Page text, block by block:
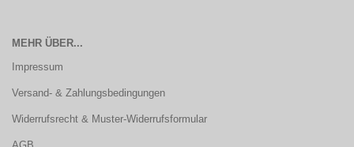
MEHR ÜBER...
Impressum
Versand- & Zahlungsbedingungen
Widerrufsrecht & Muster-Widerrufsformular
AGB